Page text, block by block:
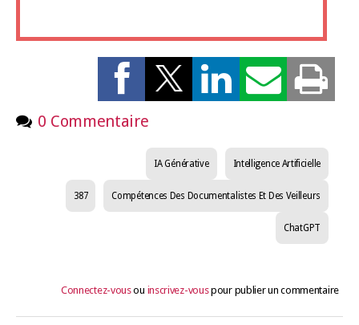
0 Commentaire
Intelligence Artificielle
IA Générative
Compétences Des Documentalistes Et Des Veilleurs
387
ChatGPT
Connectez-vousou inscrivez-vouspour publier un commentaire